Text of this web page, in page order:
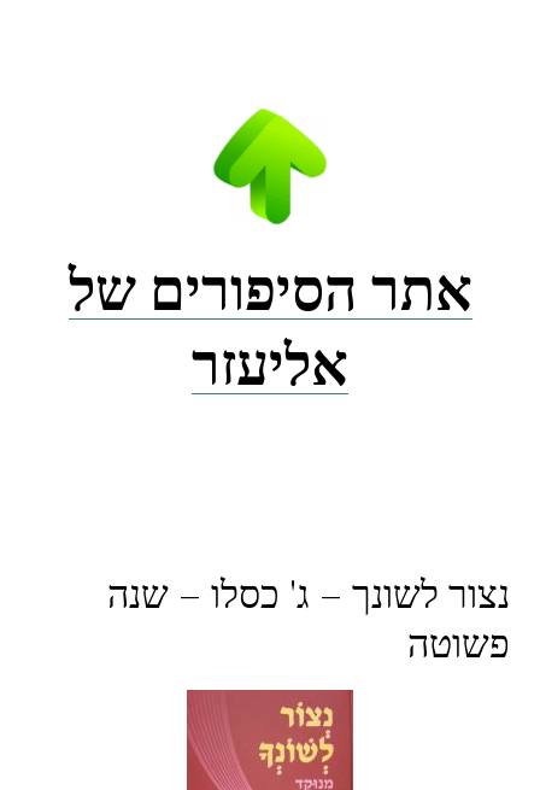
אתר הסיפורים של
אליעזר
נצור לשונך – ג' כסלו – שנה
פשוטה